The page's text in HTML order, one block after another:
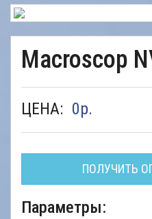
УСЛУГИ
РАБОТЫ
КОНТАКТЫ
Macroscop
ЦЕНА: 0р.
ПОЛУЧИТЬ
Параметры: